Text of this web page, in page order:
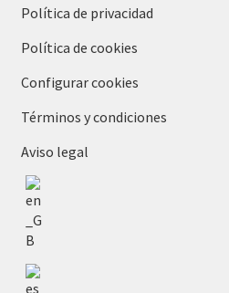
Política de privacidad
Política de cookies
Configurar cookies
Términos y condiciones
Aviso legal